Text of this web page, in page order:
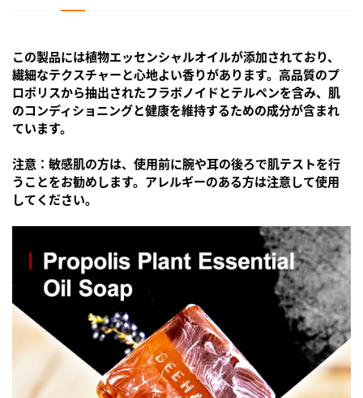
この製品には植物エッセンシャルオイルが添加されており、
繊細なテクスチャーと心地よい香りがあります。高品質のプ
ロポリスから抽出されたフラボノイドとテルペンを含み、肌
のコンディショニングと健康を維持するための成分が含まれ
ています。
注意：敏感肌の方は、使用前に腕や耳の後ろで肌テストを行
うことをお勧めします。アレルギーのある方は注意して使用
してください。